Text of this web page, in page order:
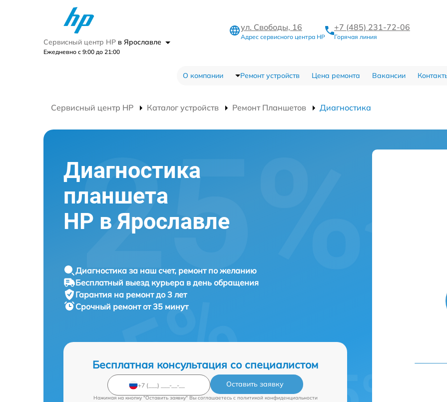
Сервисный центр HP в Ярославле
Ежедневно с 9:00 до 21:00
ул. Свободы, 16
Адрес сервисного центра HP
+7 (485) 231-72-06
Горячая линия
О компании Ремонт устройств Цена ремонта Вакансии
Сервисный центр HP Каталог устройств Ремонт Планшетов Диагностика
Диагностика
планшета
HP в Ярославле
Диагностика за наш счет, ремонт по желанию
Бесплатный выезд курьера в день обращения
Гарантия на ремонт до 3 лет
Срочный ремонт от 35 минут
Бесплатная консультация со специалистом
Оставить заявку
Нажимая на кнопку "Оставить заявку" Вы соглашаетесь c политикой конфиденциальности